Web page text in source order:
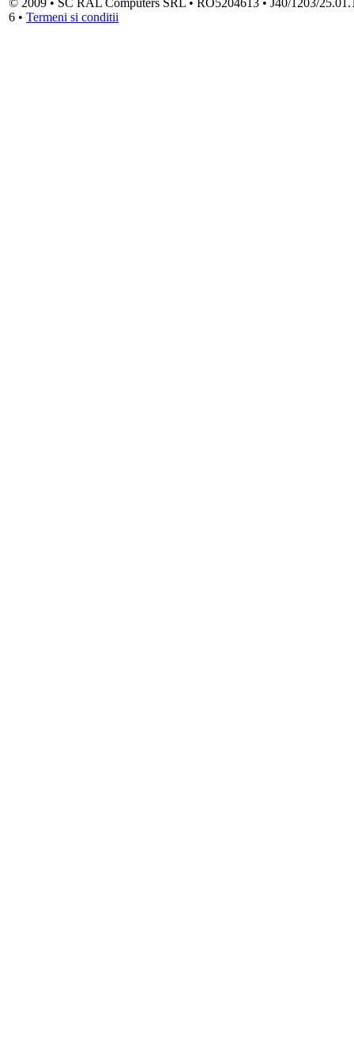
© 2009 • SC RAL Computers SRL • RO5204613 • J40/1203/
6 • Termeni si conditii